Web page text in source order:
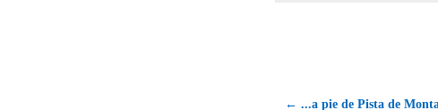
← ...a pie de Pista de